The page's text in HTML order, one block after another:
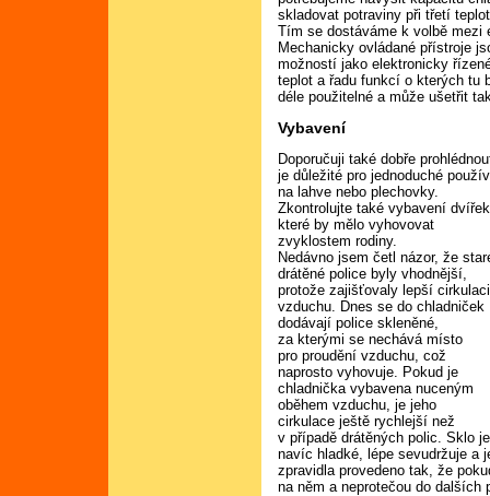
skladovat potraviny při třetí
Tím se dostáváme k volbě mezi
Mechanicky ovládané přístroje
možností jako elektronicky
teplot a řadu funkcí o kterých tu
déle použitelné a může ušetřit
Vybavení
Doporučuji také dobře
je důležité pro jednoduché
na lahve nebo plechovky.
Zkontrolujte také vybavení
které by mělo vyhovovat
zvyklostem rodiny.
Nedávno jsem četl názor, že
drátěné police byly vhodnější,
protože zajišťovaly lepší cirkulaci
vzduchu. Dnes se do chladniček
dodávají police skleněné,
za kterými se nechává místo
pro proudění vzduchu, což
naprosto vyhovuje. Pokud je
chladnička vybavena nuceným
oběhem vzduchu, je jeho
cirkulace ještě rychlejší než
v případě drátěných polic. Sklo je
navíc hladké, lépe sevudržuje a
zpravidla provedeno tak, že
na něm a neprotečou do dalších